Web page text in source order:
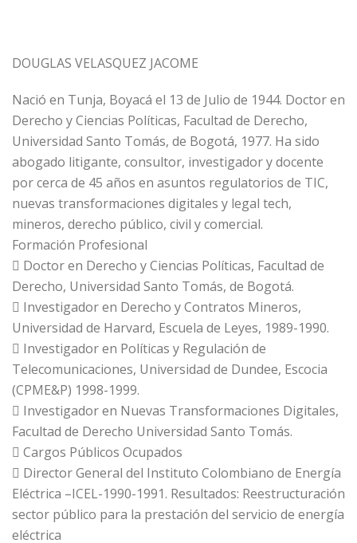
DOUGLAS VELASQUEZ JACOME
Nació en Tunja, Boyacá el 13 de Julio de 1944. Doctor en
Derecho y Ciencias Políticas, Facultad de Derecho,
Universidad Santo Tomás, de Bogotá, 1977. Ha sido
abogado litigante, consultor, investigador y docente
por cerca de 45 años en asuntos regulatorios de TIC,
nuevas transformaciones digitales y legal tech,
mineros, derecho público, civil y comercial.
Formación Profesional
 Doctor en Derecho y Ciencias Políticas, Facultad de
Derecho, Universidad Santo Tomás, de Bogotá.
 Investigador en Derecho y Contratos Mineros,
Universidad de Harvard, Escuela de Leyes, 1989-1990.
 Investigador en Políticas y Regulación de
Telecomunicaciones, Universidad de Dundee, Escocia
(CPME&P) 1998-1999.
 Investigador en Nuevas Transformaciones Digitales,
Facultad de Derecho Universidad Santo Tomás.
 Cargos Públicos Ocupados
 Director General del Instituto Colombiano de Energía
Eléctrica –ICEL-1990-1991. Resultados: Reestructuración
sector público para la prestación del servicio de energía
eléctrica